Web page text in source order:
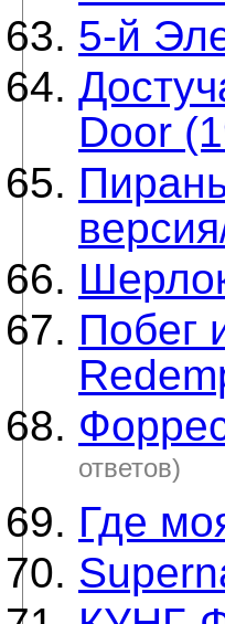
5-й
Door
Побег
ответов)
Где